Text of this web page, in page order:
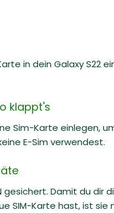
in dein Galaxy S22
klappt's
Sim-Karte einlegen,
E-Sim verwendest.
Damit du dir
SIM-Karte hast, ist sie